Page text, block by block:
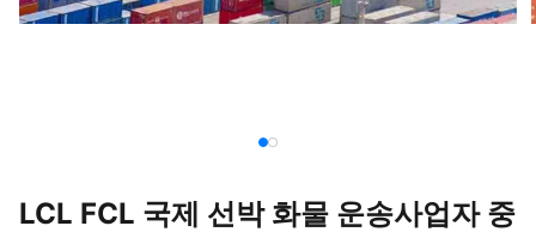
LCL FCL 국제 선박 화물 운송사업자 중